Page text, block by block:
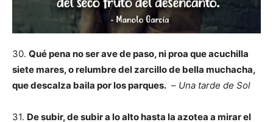
30. Qué pena no ser ave de paso, ni proa que acuchilla
siete mares, o relumbre del zarcillo de bella muchacha,
que descalza baila por los parques. – Una tarde de Sol
31. De subir, de subir a lo alto hasta la azotea a mirar el